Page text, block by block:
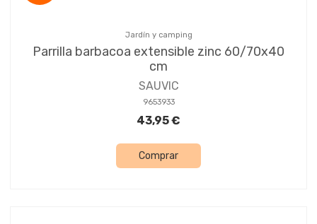
Jardín y camping
Parrilla barbacoa extensible zinc 60/70x40
cm
SAUVIC
9653933
43,95 €
Comprar